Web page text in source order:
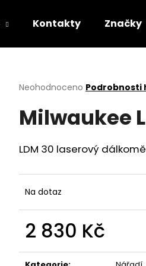
Kontakty Značky
Průměrné
produktu
je
z
5
Neohodnoceno Podrobnosti
Milwaukee
LDM 30 laserový
Na dotaz
2 830 Kč
cena:
HLEDAT
HUSQVARNA